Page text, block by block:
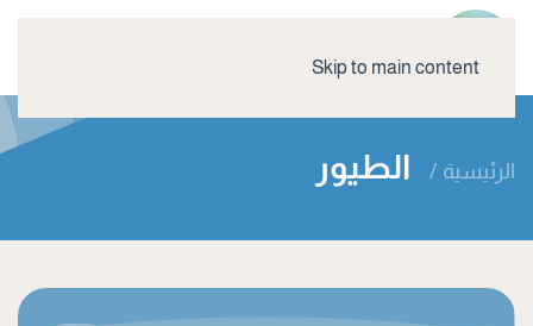
Skip to main content
الرئيسية الطيور